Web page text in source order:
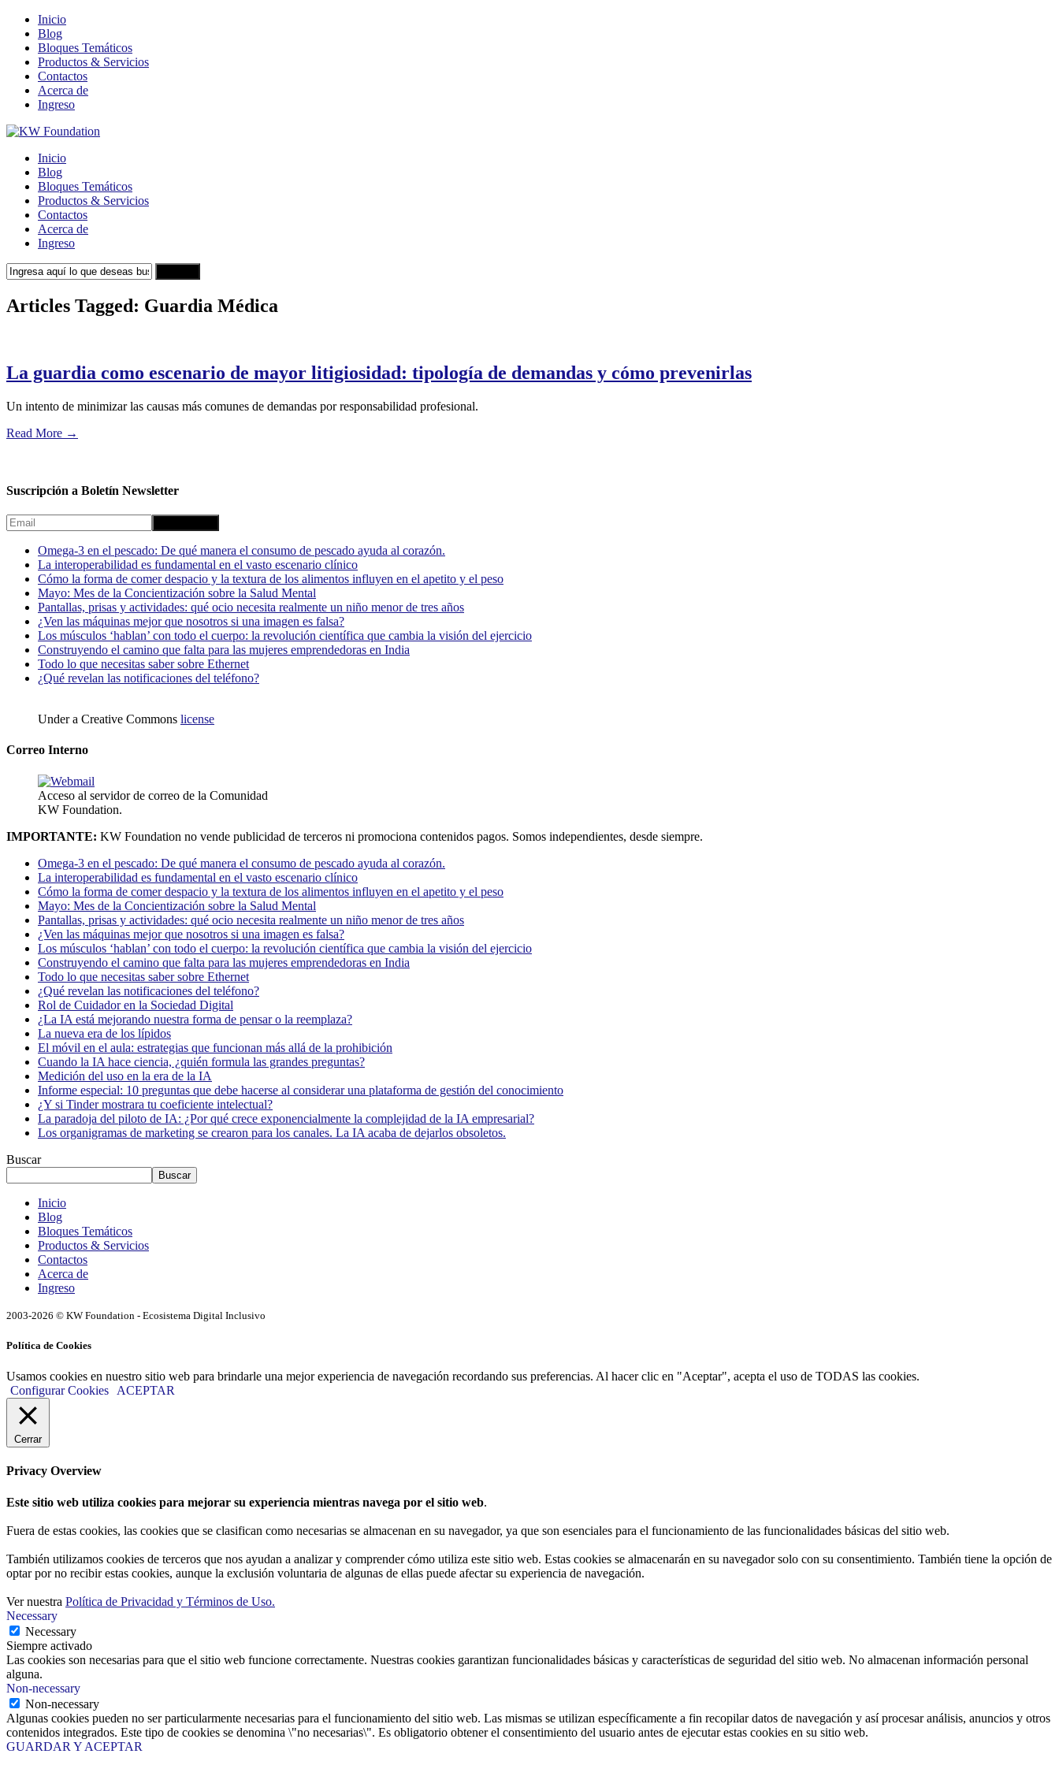
Inicio
Blog
Bloques Temáticos
Productos & Servicios
Contactos
Acerca de
Ingreso
Inicio
Blog
Bloques Temáticos
Productos & Servicios
Contactos
Acerca de
Ingreso
Articles Tagged: Guardia Médica
La guardia como escenario de mayor litigiosidad: tipología de demandas y cómo prevenirlas
Un intento de minimizar las causas más comunes de demandas por responsabilidad profesional.
Read More →
Suscripción a Boletín Newsletter
Omega-3 en el pescado: De qué manera el consumo de pescado ayuda al corazón.
La interoperabilidad es fundamental en el vasto escenario clínico
Cómo la forma de comer despacio y la textura de los alimentos influyen en el apetito y el peso
Mayo: Mes de la Concientización sobre la Salud Mental
Pantallas, prisas y actividades: qué ocio necesita realmente un niño menor de tres años
¿Ven las máquinas mejor que nosotros si una imagen es falsa?
Los músculos ‘hablan’ con todo el cuerpo: la revolución científica que cambia la visión del ejercicio
Construyendo el camino que falta para las mujeres emprendedoras en India
Todo lo que necesitas saber sobre Ethernet
¿Qué revelan las notificaciones del teléfono?
Under a Creative Commons license
Correo Interno
Acceso al servidor de correo de la Comunidad
KW Foundation.
IMPORTANTE: KW Foundation no vende publicidad de terceros ni promociona contenidos pagos. Somos independientes, desde siempre.
Omega-3 en el pescado: De qué manera el consumo de pescado ayuda al corazón.
La interoperabilidad es fundamental en el vasto escenario clínico
Cómo la forma de comer despacio y la textura de los alimentos influyen en el apetito y el peso
Mayo: Mes de la Concientización sobre la Salud Mental
Pantallas, prisas y actividades: qué ocio necesita realmente un niño menor de tres años
¿Ven las máquinas mejor que nosotros si una imagen es falsa?
Los músculos ‘hablan’ con todo el cuerpo: la revolución científica que cambia la visión del ejercicio
Construyendo el camino que falta para las mujeres emprendedoras en India
Todo lo que necesitas saber sobre Ethernet
¿Qué revelan las notificaciones del teléfono?
Rol de Cuidador en la Sociedad Digital
¿La IA está mejorando nuestra forma de pensar o la reemplaza?
La nueva era de los lípidos
El móvil en el aula: estrategias que funcionan más allá de la prohibición
Cuando la IA hace ciencia, ¿quién formula las grandes preguntas?
Medición del uso en la era de la IA
Informe especial: 10 preguntas que debe hacerse al considerar una plataforma de gestión del conocimiento
¿Y si Tinder mostrara tu coeficiente intelectual?
La paradoja del piloto de IA: ¿Por qué crece exponencialmente la complejidad de la IA empresarial?
Los organigramas de marketing se crearon para los canales. La IA acaba de dejarlos obsoletos.
Buscar
Buscar
Inicio
Blog
Bloques Temáticos
Productos & Servicios
Contactos
Acerca de
Ingreso
2003-2026 © KW Foundation - Ecosistema Digital Inclusivo
Política de Cookies
Usamos cookies en nuestro sitio web para brindarle una mejor experiencia de navegación recordando sus preferencias. Al hacer clic en "Aceptar", acepta el uso de TODAS las cookies.
Configurar Cookies
ACEPTAR
Cerrar
Privacy Overview
Este sitio web utiliza cookies para mejorar su experiencia mientras navega por el sitio web.
Fuera de estas cookies, las cookies que se clasifican como necesarias se almacenan en su navegador, ya que son esenciales para el funcionamiento de las funcionalidades básicas del sitio web.
También utilizamos cookies de terceros que nos ayudan a analizar y comprender cómo utiliza este sitio web. Estas cookies se almacenarán en su navegador solo con su consentimiento. También tiene la opción de
optar por no recibir estas cookies, aunque la exclusión voluntaria de algunas de ellas puede afectar su experiencia de navegación.
Ver nuestra Política de Privacidad y Términos de Uso.
Necessary
Necessary
Siempre activado
Las cookies son necesarias para que el sitio web funcione correctamente. Nuestras cookies garantizan funcionalidades básicas y características de seguridad del sitio web. No almacenan información personal
alguna.
Non-necessary
Non-necessary
Algunas cookies pueden no ser particularmente necesarias para el funcionamiento del sitio web. Las mismas se utilizan específicamente a fin recopilar datos de navegación y así procesar análisis, anuncios y otros
contenidos integrados. Este tipo de cookies se denomina \"no necesarias\". Es obligatorio obtener el consentimiento del usuario antes de ejecutar estas cookies en su sitio web.
GUARDAR Y ACEPTAR